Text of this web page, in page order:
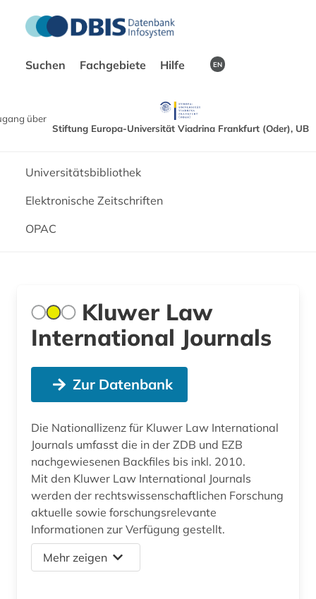
Suchen Fachgebiete Hilfe EN
über
Stiftung Europa-Universität Viadrina Frankfurt (Oder), UB
Universitätsbibliothek
Elektronische Zeitschriften
OPAC
Kluwer Law
International Journals
Zur Datenbank
Die Nationallizenz für Kluwer Law International
Journals umfasst die in der ZDB und EZB
nachgewiesenen Backfiles bis inkl. 2010.
Mit den Kluwer Law International Journals
werden der rechtswissenschaftlichen Forschung
aktuelle sowie forschungsrelevante
Informationen zur Verfügung gestellt.
Mehr zeigen